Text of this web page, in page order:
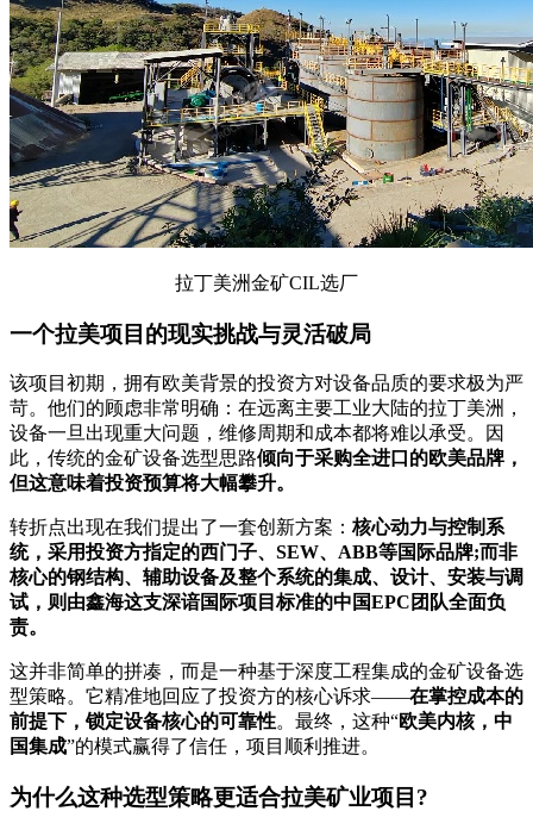
拉丁美洲金矿CIL选厂
一个拉美项目的现实挑战与灵活破局
该项目初期，拥有欧美背景的投资方对设备品质的要求极为严
苛。他们的顾虑非常明确：在远离主要工业大陆的拉丁美洲，
设备一旦出现重大问题，维修周期和成本都将难以承受。因
此，传统的金矿设备选型思路倾向于采购全进口的欧美品牌，
但这意味着投资预算将大幅攀升。
转折点出现在我们提出了一套创新方案： 核心动力与控制系
统，采用投资方指定的西门子、SEW、ABB等国际品牌;而非
核心的钢结构、辅助设备及整个系统的集成、设计、安装与调
试，则由鑫海这支深谙国际项目标准的中国EPC团队全面负
责。
这并非简单的拼凑，而是一种基于深度工程集成的金矿设备选
型策略。它精准地回应了投资方的核心诉求——在掌控成本的
前提下，锁定设备核心的可靠性。最终，这种“欧美内核，中
国集成”的模式赢得了信任，项目顺利推进。
为什么这种选型策略更适合拉美矿业项目?